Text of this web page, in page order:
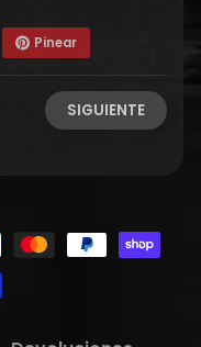
Pinear
SIGUIENTE